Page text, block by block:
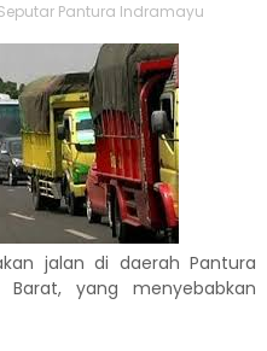
Pantura Indramayu
jalan di daerah Pantura
Barat, yang menyebabkan